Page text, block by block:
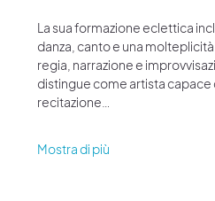
La sua formazione eclettica
danza, canto e una
regia, narrazione e
distingue come artista capace
recitazione…
Mostra di più